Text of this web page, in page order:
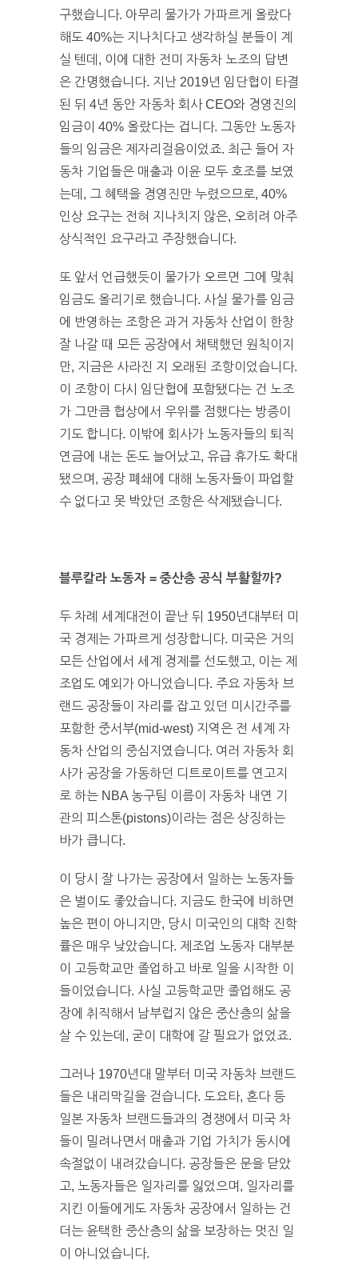
구했습니다. 아무리 물가가 가파르게 올랐다
해도 40%는 지나치다고 생각하실 분들이 계
실 텐데, 이에 대한 전미 자동차 노조의 답변
은 간명했습니다. 지난 2019년 임단협이 타결
된 뒤 4년 동안 자동차 회사 CEO와 경영진의
임금이 40% 올랐다는 겁니다. 그동안 노동자
들의 임금은 제자리걸음이었죠. 최근 들어 자
동차 기업들은 매출과 이윤 모두 호조를 보였
는데, 그 혜택을 경영진만 누렸으므로, 40%
인상 요구는 전혀 지나치지 않은, 오히려 아주
상식적인 요구라고 주장했습니다.
또 앞서 언급했듯이 물가가 오르면 그에 맞춰
임금도 올리기로 했습니다. 사실 물가를 임금
에 반영하는 조항은 과거 자동차 산업이 한창
잘 나갈 때 모든 공장에서 채택했던 원칙이지
만, 지금은 사라진 지 오래된 조항이었습니다.
이 조항이 다시 임단협에 포함됐다는 건 노조
가 그만큼 협상에서 우위를 점했다는 방증이
기도 합니다. 이밖에 회사가 노동자들의 퇴직
연금에 내는 돈도 늘어났고, 유급 휴가도 확대
됐으며, 공장 폐쇄에 대해 노동자들이 파업할
수 없다고 못 박았던 조항은 삭제됐습니다.
블루칼라 노동자 = 중산층 공식 부활할까?
두 차례 세계대전이 끝난 뒤 1950년대부터 미
국 경제는 가파르게 성장합니다. 미국은 거의
모든 산업에서 세계 경제를 선도했고, 이는 제
조업도 예외가 아니었습니다. 주요 자동차 브
랜드 공장들이 자리를 잡고 있던 미시간주를
포함한 중서부(mid-west) 지역은 전 세계 자
동차 산업의 중심지였습니다. 여러 자동차 회
사가 공장을 가동하던 디트로이트를 연고지
로 하는 NBA 농구팀 이름이 자동차 내연 기
관의 피스톤(pistons)이라는 점은 상징하는
바가 큽니다.
이 당시 잘 나가는 공장에서 일하는 노동자들
은 벌이도 좋았습니다. 지금도 한국에 비하면
높은 편이 아니지만, 당시 미국인의 대학 진학
률은 매우 낮았습니다. 제조업 노동자 대부분
이 고등학교만 졸업하고 바로 일을 시작한 이
들이었습니다. 사실 고등학교만 졸업해도 공
장에 취직해서 남부럽지 않은 중산층의 삶을
살 수 있는데, 굳이 대학에 갈 필요가 없었죠.
그러나 1970년대 말부터 미국 자동차 브랜드
들은 내리막길을 걷습니다. 도요타, 혼다 등
일본 자동차 브랜드들과의 경쟁에서 미국 차
들이 밀려나면서 매출과 기업 가치가 동시에
속절없이 내려갔습니다. 공장들은 문을 닫았
고, 노동자들은 일자리를 잃었으며, 일자리를
지킨 이들에게도 자동차 공장에서 일하는 건
더는 윤택한 중산층의 삶을 보장하는 멋진 일
이 아니었습니다.